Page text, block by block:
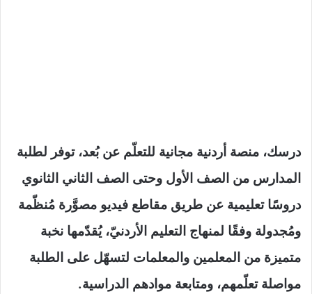
درسك، منصة أردنية مجانية للتعلّم عن بُعد، توفر لطلبة
المدارس من الصف الأول وحتى الصف الثاني الثانوي
دروسًا تعليمية عن طريق مقاطع فيديو مصوَّرة مُنظّمة
ومُجدولة وفقًا لمنهاج التعليم الأردنيّ، يُقدّمها نخبة
متميزة من المعلمين والمعلمات لتسهّل على الطلبة
مواصلة تعلّمهم، ومتابعة موادهم الدراسية.